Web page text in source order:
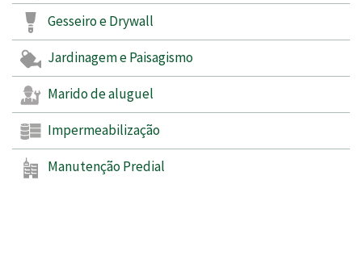
Gesseiro e Drywall
Jardinagem e Paisagismo
Marido de aluguel
Impermeabilização
Manutenção Predial